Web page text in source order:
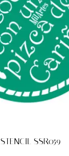
STENCIL SSR059